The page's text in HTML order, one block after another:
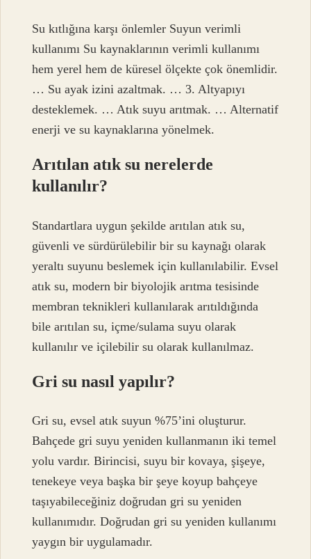
Su kıtlığına karşı önlemler Suyun verimli
kullanımı Su kaynaklarının verimli kullanımı
hem yerel hem de küresel ölçekte çok önemlidir.
… Su ayak izini azaltmak. … 3. Altyapıyı
desteklemek. … Atık suyu arıtmak. … Alternatif
enerji ve su kaynaklarına yönelmek.
Arıtılan atık su nerelerde
kullanılır?
Standartlara uygun şekilde arıtılan atık su,
güvenli ve sürdürülebilir bir su kaynağı olarak
yeraltı suyunu beslemek için kullanılabilir. Evsel
atık su, modern bir biyolojik arıtma tesisinde
membran teknikleri kullanılarak arıtıldığında
bile arıtılan su, içme/sulama suyu olarak
kullanılır ve içilebilir su olarak kullanılmaz.
Gri su nasıl yapılır?
Gri su, evsel atık suyun %75’ini oluşturur.
Bahçede gri suyu yeniden kullanmanın iki temel
yolu vardır. Birincisi, suyu bir kovaya, şişeye,
tenekeye veya başka bir şeye koyup bahçeye
taşıyabileceğiniz doğrudan gri su yeniden
kullanımıdır. Doğrudan gri su yeniden kullanımı
yaygın bir uygulamadır.